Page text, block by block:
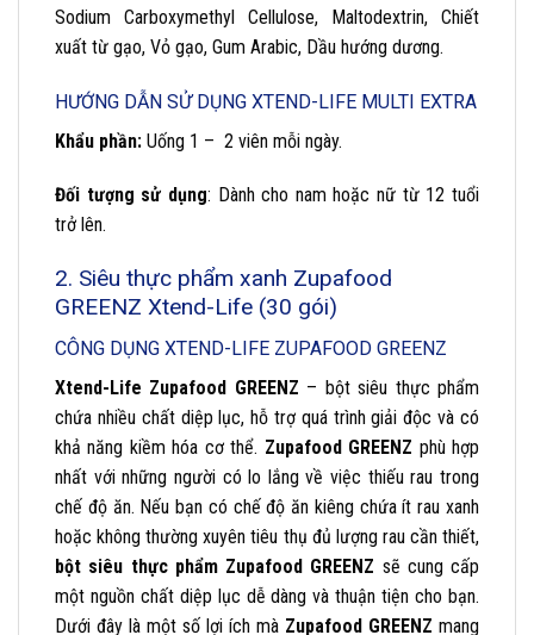
Sodium Carboxymethyl Cellulose, Maltodextrin, Chiết
xuất từ ​​gạo, Vỏ gạo, Gum Arabic, Dầu hướng dương.
HƯỚNG DẪN SỬ DỤNG XTEND-LIFE MULTI EXTRA
Khẩu phần: Uống 1 – 2 viên mỗi ngày.
Đối tượng sử dụng: Dành cho nam hoặc nữ từ 12 tuổi
trở lên.
2. Siêu thực phẩm xanh Zupafood
GREENZ Xtend-Life (30 gói)
CÔNG DỤNG XTEND-LIFE ZUPAFOOD GREENZ
Xtend-Life Zupafood GREENZ – bột siêu thực phẩm
chứa nhiều chất diệp lục, hỗ trợ quá trình giải độc và có
khả năng kiềm hóa cơ thể. Zupafood GREENZ phù hợp
nhất với những người có lo lắng về việc thiếu rau trong
chế độ ăn. Nếu bạn có chế độ ăn kiêng chứa ít rau xanh
hoặc không thường xuyên tiêu thụ đủ lượng rau cần thiết,
bột siêu thực phẩm Zupafood GREENZ sẽ cung cấp
một nguồn chất diệp lục dễ dàng và thuận tiện cho bạn.
Dưới đây là một số lợi ích mà Zupafood GREENZ mang